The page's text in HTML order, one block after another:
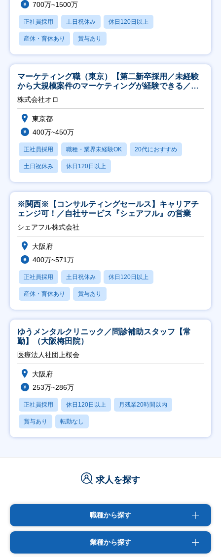
700万~1500万
正社員採用 土日祝休み 休日120日以上
産休・育休あり 賞与あり
マーケティング職（東京）【第二新卒採用／未経験
から大規模案件のマーケティングが経験できる／研
修充実】
株式会社オロ
東京都
400万~450万
正社員採用 職種・業界未経験OK 20代におすすめ
土日祝休み 休日120日以上
※関西※【コンサルティングセールス】キャリアチ
ェンジ可！／自社サービス『シェアフル』の営業
シェアフル株式会社
大阪府
400万~571万
正社員採用 土日祝休み 休日120日以上
産休・育休あり 賞与あり
ゆうメンタルクリニック／問診補助スタッフ【常
勤】（大阪梅田院）
医療法人社団上桜会
大阪府
253万~286万
正社員採用 休日120日以上 月残業20時間以内
賞与あり 転勤なし
求人を探す
職種から探す
業種から探す